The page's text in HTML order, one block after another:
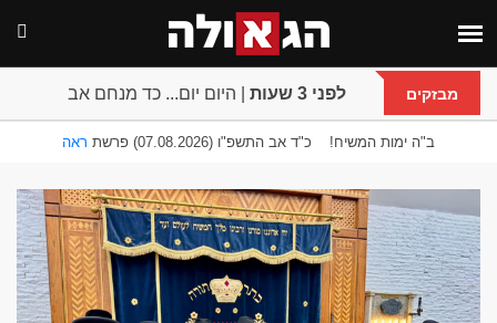
מבזקים לפני 3 שעות רמב"ם פרק אחד: הלכות קידוש
ב"ה ימות המשיח! כ"ד אב התשפ"ו (07.08.2026) פרשת ראה